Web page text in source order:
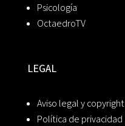
Psicología
OctaedroTV
LEGAL
Aviso legal y copyright
Política de privacidad